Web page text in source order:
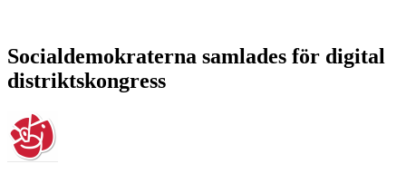
Socialdemokraterna samlades för digital
distriktskongress